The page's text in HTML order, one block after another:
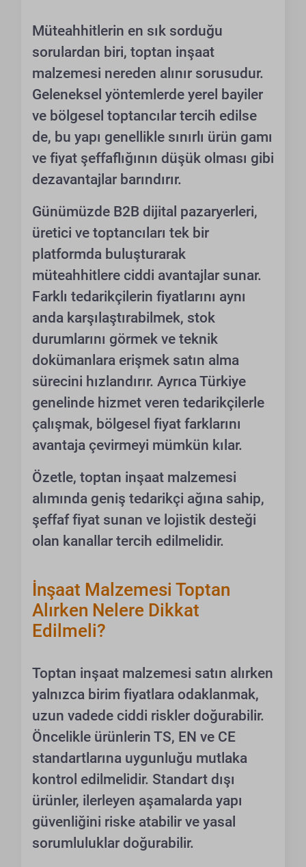
Müteahhitlerin en sık sorduğu
sorulardan biri, toptan inşaat
malzemesi nereden alınır sorusudur.
Geleneksel yöntemlerde yerel bayiler
ve bölgesel toptancılar tercih edilse
de, bu yapı genellikle sınırlı ürün gamı
ve fiyat şeffaflığının düşük olması gibi
dezavantajlar barındırır.
Günümüzde B2B dijital pazaryerleri,
üretici ve toptancıları tek bir
platformda buluşturarak
müteahhitlere ciddi avantajlar sunar.
Farklı tedarikçilerin fiyatlarını aynı
anda karşılaştırabilmek, stok
durumlarını görmek ve teknik
dokümanlara erişmek satın alma
sürecini hızlandırır. Ayrıca Türkiye
genelinde hizmet veren tedarikçilerle
çalışmak, bölgesel fiyat farklarını
avantaja çevirmeyi mümkün kılar.
Özetle, toptan inşaat malzemesi
alımında geniş tedarikçi ağına sahip,
şeffaf fiyat sunan ve lojistik desteği
olan kanallar tercih edilmelidir.
İnşaat Malzemesi Toptan
Alırken Nelere Dikkat
Edilmeli?
Toptan inşaat malzemesi satın alırken
yalnızca birim fiyatlara odaklanmak,
uzun vadede ciddi riskler doğurabilir.
Öncelikle ürünlerin TS, EN ve CE
standartlarına uygunluğu mutlaka
kontrol edilmelidir. Standart dışı
ürünler, ilerleyen aşamalarda yapı
güvenliğini riske atabilir ve yasal
sorumluluklar doğurabilir.